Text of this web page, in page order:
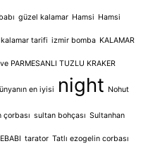
güzel kalamar Hamsi Hamsi
tarifi izmir bomba KALAMAR
PARMESANLI TUZLU KRAKER
en iyisi night Nohut
çorbası sultan bohçası Sultanhan
tarator Tatlı ezogelin corbası